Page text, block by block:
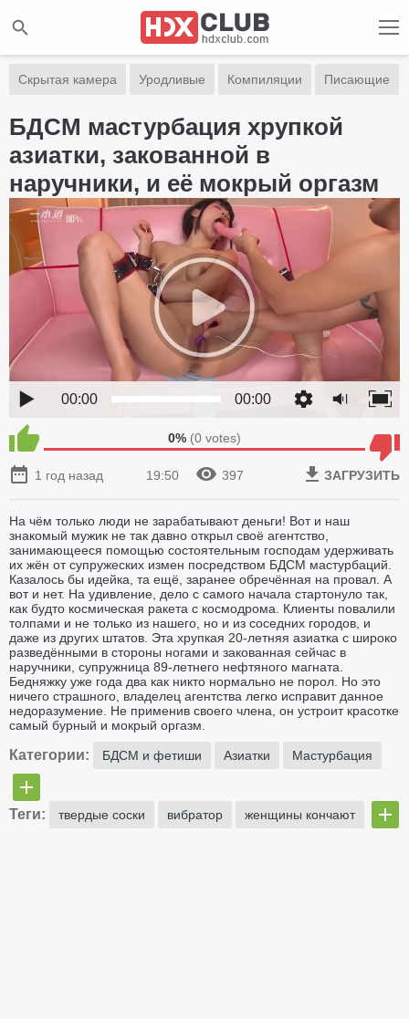
Скрытая камера Уродливые Компиляции Писающие
БДСМ мастурбация хрупкой
азиатки, закованной в
наручники, и её мокрый оргазм
00:00 00:00
0% (0 votes)
1 год назад 19:50 397 ЗАГРУЗИТЬ
На чём только люди не зарабатывают деньги! Вот и наш
знакомый мужик не так давно открыл своё агентство,
занимающееся помощью состоятельным господам удерживать
их жён от супружеских измен посредством БДСМ мастурбаций.
Казалось бы идейка, та ещё, заранее обречённая на провал. А
вот и нет. На удивление, дело с самого начала стартонуло так,
как будто космическая ракета с космодрома. Клиенты повалили
толпами и не только из нашего, но и из соседних городов, и
даже из других штатов. Эта хрупкая 20-летняя азиатка с широко
разведёнными в стороны ногами и закованная сейчас в
наручники, супружница 89-летнего нефтяного магната.
Бедняжку уже года два как никто нормально не порол. Но это
ничего страшного, владелец агентства легко исправит данное
недоразумение. Не применив своего члена, он устроит красотке
самый бурный и мокрый оргазм.
Категории: БДСМ и фетиши Азиатки Мастурбация
Теги: твердые соски вибратор женщины кончают